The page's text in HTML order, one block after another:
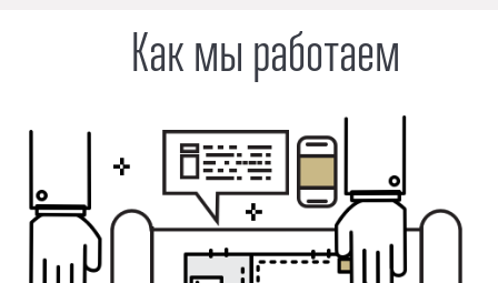
Как мы работаем